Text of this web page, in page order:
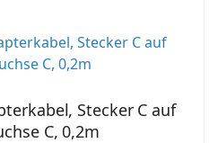
Stecker C auf
C, 0,2m